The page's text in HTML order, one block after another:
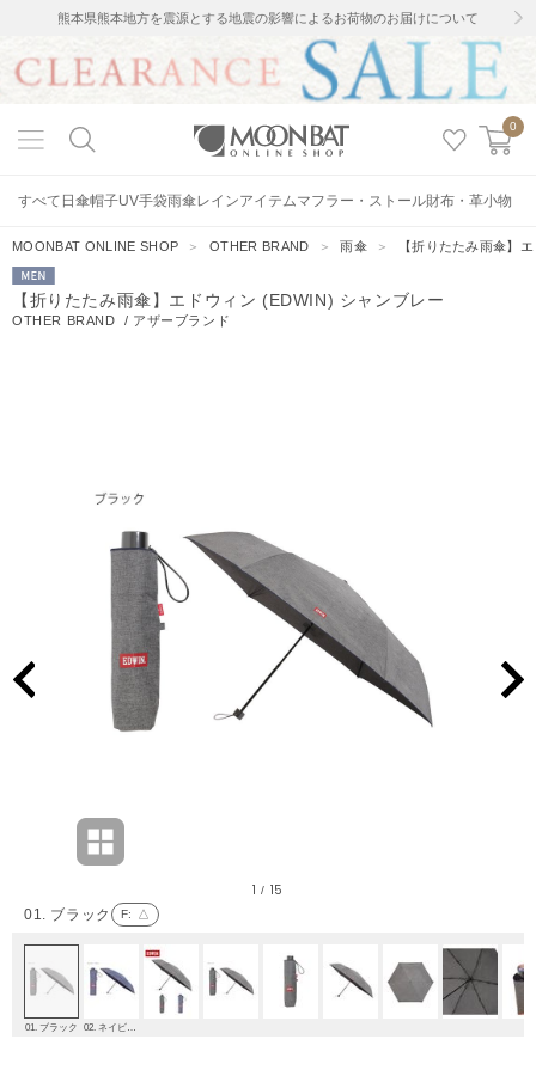
熊本県熊本地方を震源とする地震の影響によるお荷物のお届けについて
0
すべて 日傘帽子UV手袋雨傘レインアイテムマフラー・ストール財布・革小物
MOONBAT ONLINE SHOP ＞OTHER BRAND ＞雨傘 ＞ 【折りたたみ雨傘】
MEN
【折りたたみ雨傘】エドウィン (EDWIN) シャンブレー
OTHER BRAND / アザーブランド
01. ブラック F: △
1 / 15
01. ブラック